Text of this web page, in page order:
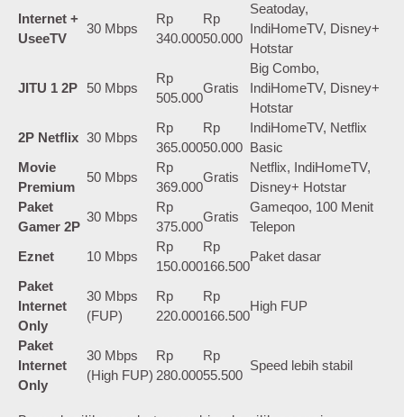
Internet +
UseeTV
30 Mbps
Rp
340.000
Rp
50.000
Seatoday,
IndiHomeTV, Disney+
Hotstar
JITU 1 2P 50 Mbps
Rp
505.000
Gratis
Big Combo,
IndiHomeTV, Disney+
Hotstar
2P Netflix 30 Mbps
Rp
365.000
Rp
50.000
IndiHomeTV, Netflix
Basic
Movie
Premium
50 Mbps
Rp
369.000
Gratis
Netflix, IndiHomeTV,
Disney+ Hotstar
Paket
Gamer 2P
30 Mbps
Rp
375.000
Gratis
Gameqoo, 100 Menit
Telepon
Eznet
10 Mbps
Rp
150.000
Rp
166.500
Paket dasar
Paket
Internet
Only
30 Mbps
(FUP)
Rp
220.000
Rp
166.500
High FUP
Paket
Internet
Only
30 Mbps
(High FUP)
Rp
280.000
Rp
55.500
Speed lebih stabil